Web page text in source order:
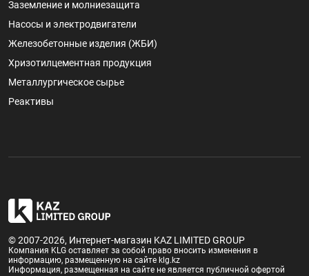
Заземление и молниезащита
Насосы и электродвигатели
Железобетонные изделия (ЖБИ)
Хризотилцементная продукция
Металлургическое сырье
Реактивы
© 2007-2026, Интернет-магазин KAZ LIMITED GROUP
Компания KLG оставляет за собой право вносить изменения в
информацию, размещенную на сайте klg.kz
Информация, размещенная на сайте не является публичной офертой